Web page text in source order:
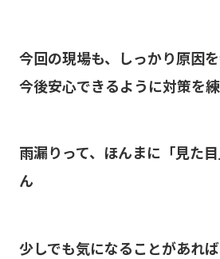
今回の現場も、しっかり原因
今後安心できるように対策を
雨漏りって、ほんまに「見た
ん
少しでも気になることがあれ